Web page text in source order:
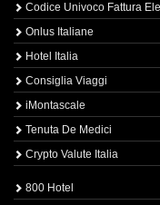
Codice Univoco Fattura
Onlus Italiane
Hotel Italia
Consiglia Viaggi
iMontascale
Tenuta De Medici
Crypto Valute Italia
800 Hotel